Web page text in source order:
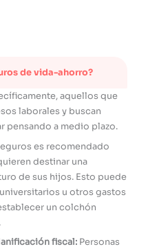
de vida-ahorro?
aquellos que
laborales y buscan
pensando a medio plazo.
es recomendado
destinar una
de sus hijos. Esto puede
u otros gastos
un colchón
fiscal: Personas